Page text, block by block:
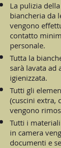
La pulizia
biancheria da
vengono
contatto
personale.
Tutta la
sarà lavata ad
igienizzata.
Tutti gli
(cuscini extra,
vengono
Tutti i
in camera
documenti e